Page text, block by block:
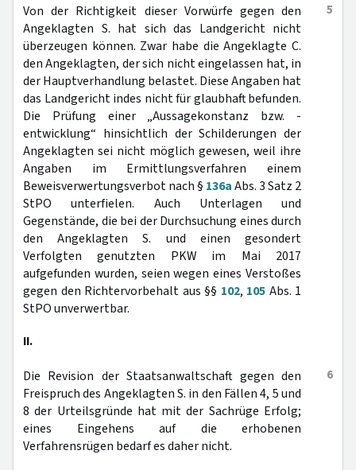
5
Von der Richtigkeit dieser Vorwürfe gegen den
Angeklagten S. hat sich das Landgericht nicht
überzeugen können. Zwar habe die Angeklagte C.
den Angeklagten, der sich nicht eingelassen hat, in
der Hauptverhandlung belastet. Diese Angaben hat
das Landgericht indes nicht für glaubhaft befunden.
Die Prüfung einer „Aussagekonstanz bzw. -
entwicklung“ hinsichtlich der Schilderungen der
Angeklagten sei nicht möglich gewesen, weil ihre
Angaben im Ermittlungsverfahren einem
Beweisverwertungsverbot nach § 136aAbs. 3 Satz 2
StPO unterfielen. Auch Unterlagen und
Gegenstände, die bei der Durchsuchung eines durch
den Angeklagten S. und einen gesondert
Verfolgten genutzten PKW im Mai 2017
aufgefunden wurden, seien wegen eines Verstoßes
gegen den Richtervorbehalt aus §§ 102, 105 Abs. 1
StPO unverwertbar.
II.
6
Die Revision der Staatsanwaltschaft gegen den
Freispruch des Angeklagten S. in den Fällen 4, 5 und
8 der Urteilsgründe hat mit der Sachrüge Erfolg;
eines Eingehens auf die erhobenen
Verfahrensrügen bedarf es daher nicht.